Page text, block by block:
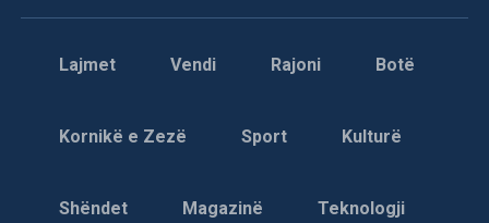
Lajmet Vendi Rajoni Botë
Kornikë e Zezë Sport Kulturë
Shëndet Magazinë Teknologji